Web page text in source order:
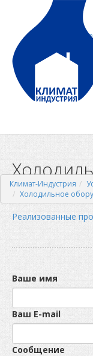
173021,
Климат-Индустрия
Холодильное
Реализованные
Ваше имя
Ваш E-mail
Сообщение